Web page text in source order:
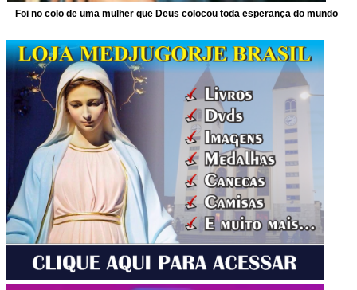
Foi no colo de uma mulher que Deus colocou toda esperança do mundo